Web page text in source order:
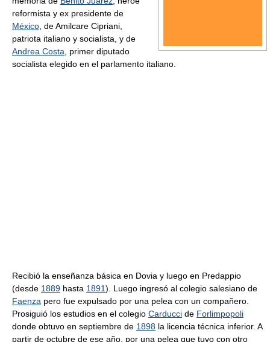
reformista y ex presidente de
México , de Amilcare Cipriani,
patriota italiano y socialista, y de
Andrea Costa , primer diputado
socialista elegido en el parlamento italiano.
Recibió la enseñanza básica en Dovia y luego en Predappio
(desde 1889 hasta 1891). Luego ingresó al colegio salesiano de
Faenza pero fue expulsado por una pelea con un compañero.
Prosiguió los estudios en el colegio Carducci de Forlimpopoli
donde obtuvo en septiembre de 1898 la licencia técnica inferior. A
partir de octubre de ese año, por una pelea que tuvo con otro